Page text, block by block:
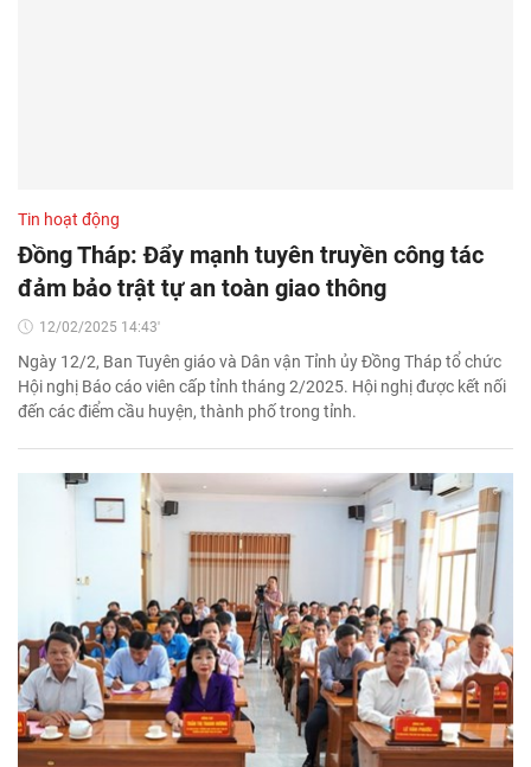
Tin hoạt động
Đồng Tháp: Đẩy mạnh tuyên truyền công tác
đảm bảo trật tự an toàn giao thông
12/02/2025 14:43'
Ngày 12/2, Ban Tuyên giáo và Dân vận Tỉnh ủy Đồng Tháp tổ chức
Hội nghị Báo cáo viên cấp tỉnh tháng 2/2025. Hội nghị được kết nối
đến các điểm cầu huyện, thành phố trong tỉnh.